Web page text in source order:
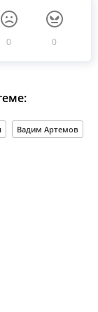
0 0
Вадим Артемов